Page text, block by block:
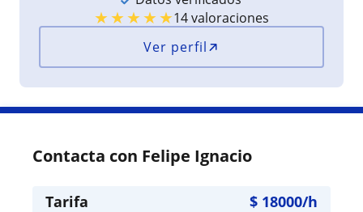
★★★★★14 valoraciones
Ver perfil
Contacta con Felipe Ignacio
Tarifa $ 18000/h